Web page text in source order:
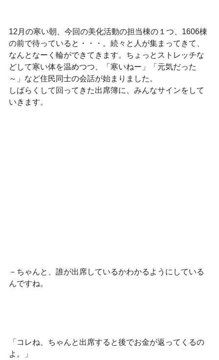
12月の寒い朝、今回の美化活動の担当棟の１つ、1606棟
の前で待っていると・・・。続々と人が集まってきて、
なんとなーく輪ができてきます。ちょっとストレッチな
どして寒い体を温めつつ、「寒いねー」「元気だった
～」など住民同士の会話が始まりました。
しばらくして回ってきた出席簿に、みんなサインをして
いきます。
－ちゃんと、誰が出席しているかわかるようにしている
んですね。
「コレね、ちゃんと出席すると後でお金が返ってくるの
よ。」